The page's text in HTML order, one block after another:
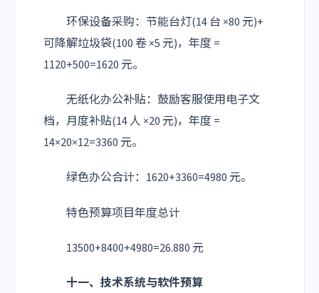
环保设备采购：节能台灯(14 台 ×80 元)+
可降解垃圾袋(100 卷 ×5 元)，年度 =
1120+500=1620 元。
无纸化办公补贴：鼓励客服使用电子文
档，月度补贴(14 人 ×20 元)，年度 =
14×20×12=3360 元。
绿色办公合计：1620+3360=4980 元。
特色预算项目年度总计
13500+8400+4980=26.880 元
十一、技术系统与软件预算